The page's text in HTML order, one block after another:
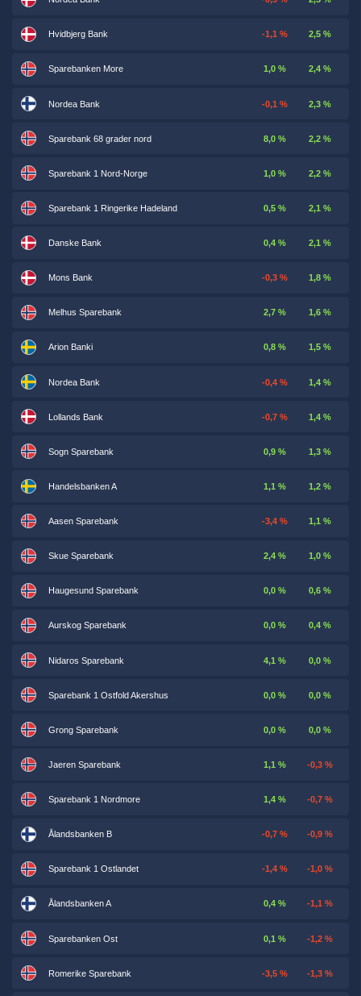
Hvidbjerg Bank -1,1 % 2,5 %
Sparebanken More 1,0 % 2,4 %
Nordea Bank -0,1 % 2,3 %
Sparebank 68 grader nord 8,0 % 2,2 %
Sparebank 1 Nord-Norge 1,0 % 2,2 %
Sparebank 1 Ringerike Hadeland 0,5 % 2,1 %
Danske Bank 0,4 % 2,1 %
Mons Bank -0,3 % 1,8 %
Melhus Sparebank 2,7 % 1,6 %
Arion Banki 0,8 % 1,5 %
Nordea Bank -0,4 % 1,4 %
Lollands Bank -0,7 % 1,4 %
Sogn Sparebank 0,9 % 1,3 %
Handelsbanken A 1,1 % 1,2 %
Aasen Sparebank -3,4 % 1,1 %
Skue Sparebank 2,4 % 1,0 %
Haugesund Sparebank 0,0 % 0,6 %
Aurskog Sparebank 0,0 % 0,4 %
Nidaros Sparebank 4,1 % 0,0 %
Sparebank 1 Ostfold Akershus 0,0 % 0,0 %
Grong Sparebank 0,0 % 0,0 %
Jaeren Sparebank 1,1 % -0,3 %
Sparebank 1 Nordmore 1,4 % -0,7 %
Ålandsbanken B -0,7 % -0,9 %
Sparebank 1 Ostlandet -1,4 % -1,0 %
Ålandsbanken A 0,4 % -1,1 %
Sparebanken Ost 0,1 % -1,2 %
Romerike Sparebank -3,5 % -1,3 %